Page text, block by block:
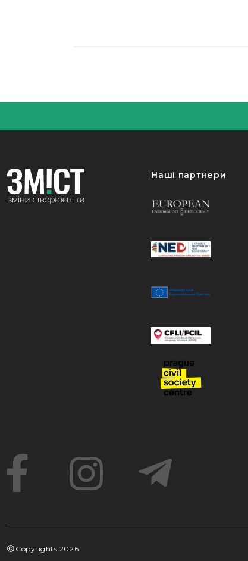
Наші партнери
Copyrights 2026